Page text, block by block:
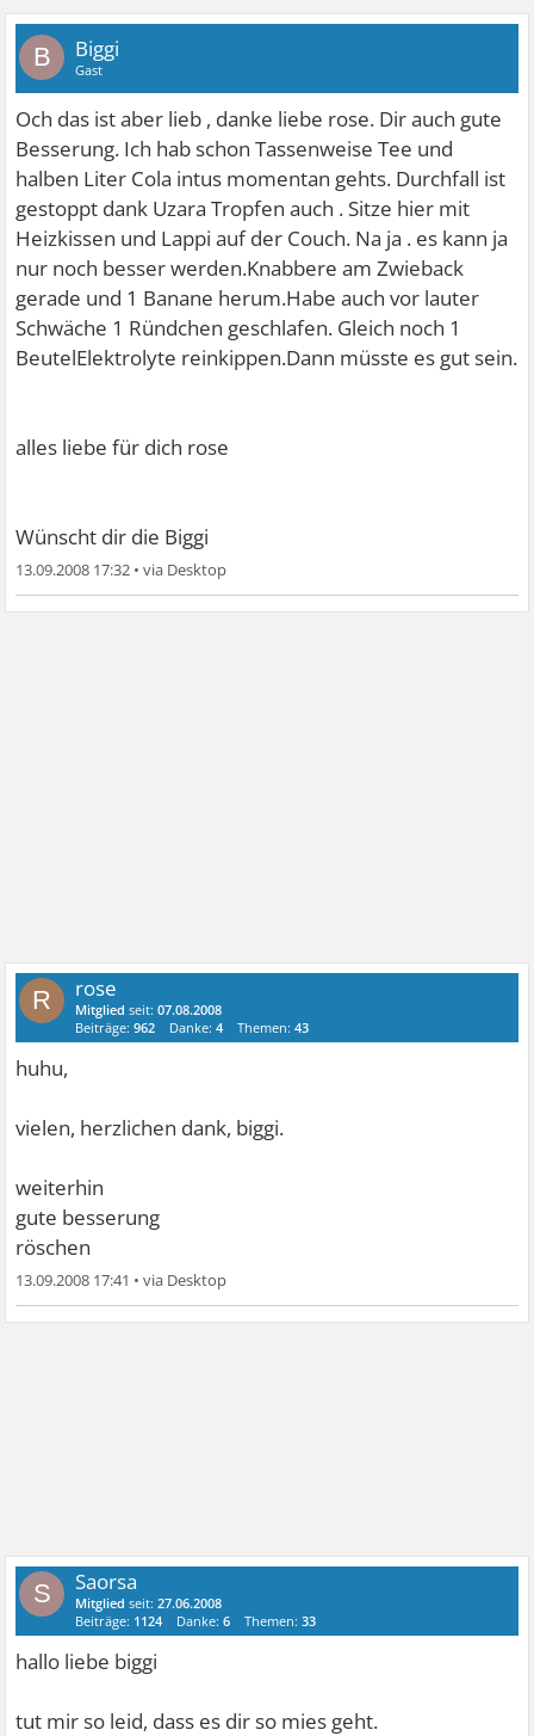
B Biggi
Gast
Och das ist aber lieb , danke liebe rose. Dir auch gute
Besserung. Ich hab schon Tassenweise Tee und
halben Liter Cola intus momentan gehts. Durchfall ist
gestoppt dank Uzara Tropfen auch . Sitze hier mit
Heizkissen und Lappi auf der Couch. Na ja . es kann ja
nur noch besser werden.Knabbere am Zwieback
gerade und 1 Banane herum.Habe auch vor lauter
Schwäche 1 Ründchen geschlafen. Gleich noch 1
BeutelElektrolyte reinkippen.Dann müsste es gut sein.
alles liebe für dich rose
Wünscht dir die Biggi
13.09.2008 17:32 •
R rose
Mitglied seit:07.08.2008
Beiträge:962 Danke:4 Themen:43
huhu,
vielen, herzlichen dank, biggi.
weiterhin
gute besserung
röschen
13.09.2008 17:41 •
S Saorsa
Mitglied seit:27.06.2008
Beiträge: 1124 Danke:6 Themen:33
hallo liebe biggi
tut mir so leid, dass es dir so mies geht.